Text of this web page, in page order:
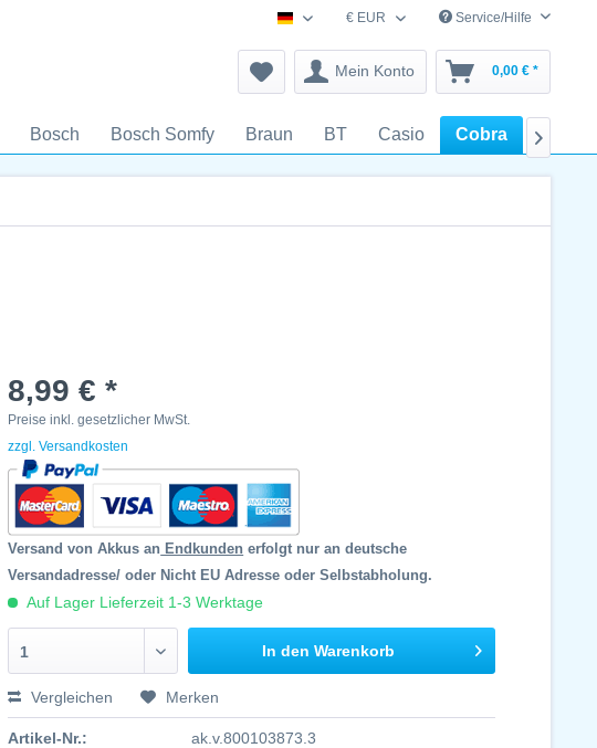
schnurlostelefon-zubehoer.de
€ EUR Service/Hilfe
Mein Konto 0,00 € *
Bosch Bosch Somfy Braun BT Casio Cobra 
8,99 € *
Preise inkl. gesetzlicher MwSt.
zzgl. Versandkosten
Versand von Akkus an Endkunden erfolgt nur an deutsche
Versandadresse/ oder Nicht EU Adresse oder Selbstabholung.
Auf Lager Lieferzeit 1-3 Werktage
1 In den Warenkorb
Vergleichen Merken
Artikel-Nr.: ak.v.800103873.3